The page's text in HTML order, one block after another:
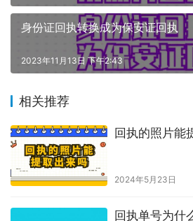
身份证回执转换成为保安证回执
2023年11月13日 下午2:43
相关推荐
回执的照片能
2024年5月23日
回执单号为什